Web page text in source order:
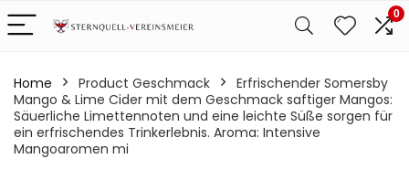
0
Home Product Geschmack
‎Erfrischender Somersby
Mango & Lime Cider mit dem Geschmack saftiger Mangos:
Säuerliche Limettennoten und eine leichte Süße sorgen für
ein erfrischendes Trinkerlebnis. Aroma: Intensive
Mangoaromen mi